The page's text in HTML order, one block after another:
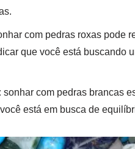
com pedras roxas pode
que você está buscando
sonhar com pedras brancas
está em busca de